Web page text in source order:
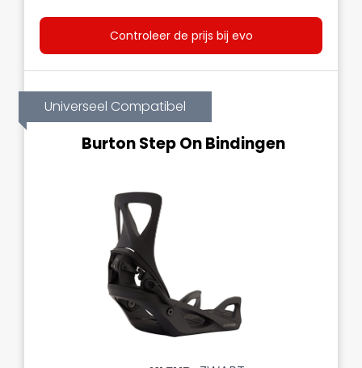
Controleer de prijs bij evo
Universeel Compatibel
Burton Step On Bindingen